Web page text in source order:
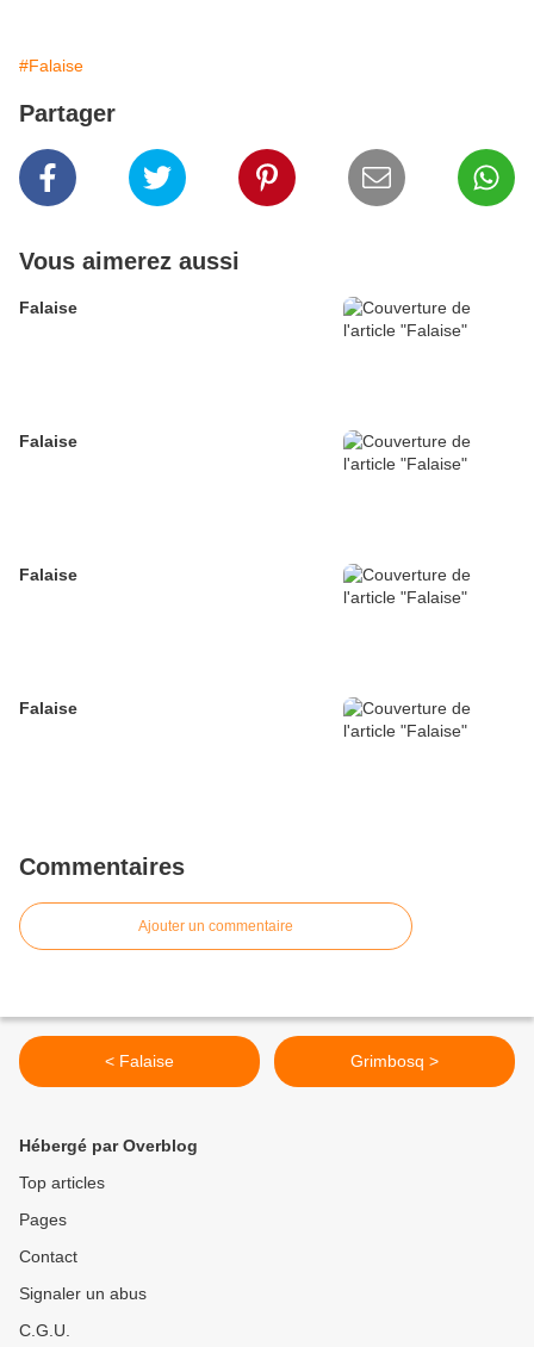
#Falaise
Partager
Vous aimerez aussi
Falaise
Falaise
Falaise
Falaise
Commentaires
Ajouter un commentaire
< Falaise Grimbosq >
Hébergé par Overblog
Top articles
Pages
Contact
Signaler un abus
C.G.U.